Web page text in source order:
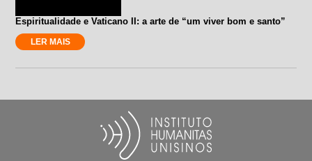
Espiritualidade e Vaticano II: a arte de “um viver bom e santo”
LER MAIS